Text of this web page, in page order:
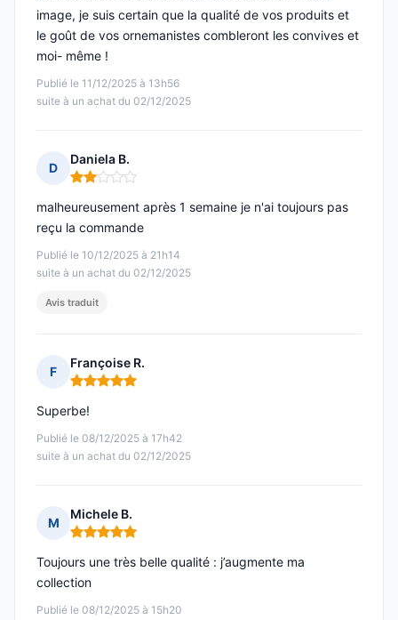
Publié le 11/12/2025 à 13h56
suite à un achat du 02/12/2025
image, je suis certain que la qualité de vos produits et
le goût de vos ornemanistes combleront les convives et
moi- même !
D
Daniela B.
Note : 2 sur 5
Publié le 10/12/2025 à 21h14
suite à un achat du 02/12/2025
malheureusement après 1 semaine je n'ai toujours pas
reçu la commande
Avis traduit
F
Françoise R.
Note : 5 sur 5
Publié le 08/12/2025 à 17h42
suite à un achat du 02/12/2025
Superbe!
M
Michele B.
Note : 5 sur 5
Publié le 08/12/2025 à 15h20
Toujours une très belle qualité : j’augmente ma
collection